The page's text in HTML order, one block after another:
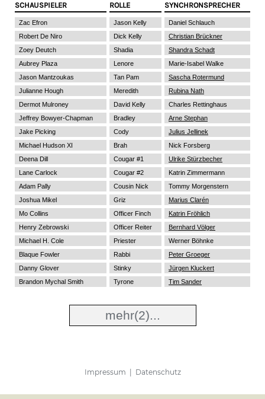
SCHAUSPIELER ROLLE SYNCHRONSPRECHER
Zac Efron Jason Kelly
Daniel Schlauch
Robert De Niro
Dick Kelly
Christian Brückner
Zoey Deutch
Shadia
Shandra Schadt
Aubrey Plaza
Lenore
Marie-Isabel Walke
Jason Mantzoukas
Tan Pam
Sascha Rotermund
Julianne Hough
Meredith
Rubina Nath
Dermot Mulroney
David Kelly
Charles Rettinghaus
Jeffrey Bowyer-Chapman
Bradley
Arne Stephan
Jake Picking
Cody
Julius Jellinek
Michael Hudson XI
Brah
Nick Forsberg
Deena Dill
Cougar #1
Ulrike Stürzbecher
Lane Carlock
Cougar #2
Katrin Zimmermann
Adam Pally
Cousin Nick
Tommy Morgenstern
Joshua Mikel
Griz
Marius Clarén
Mo Collins
Officer Finch
Katrin Fröhlich
Henry Zebrowski
Officer Reiter
Bernhard Völger
Michael H. Cole
Priester
Werner Böhnke
Blaque Fowler
Rabbi
Peter Groeger
Danny Glover
Stinky
Jürgen Kluckert
Brandon Mychal Smith
Tyrone Tim Sander
mehr(2)...
Impressum Datenschutz